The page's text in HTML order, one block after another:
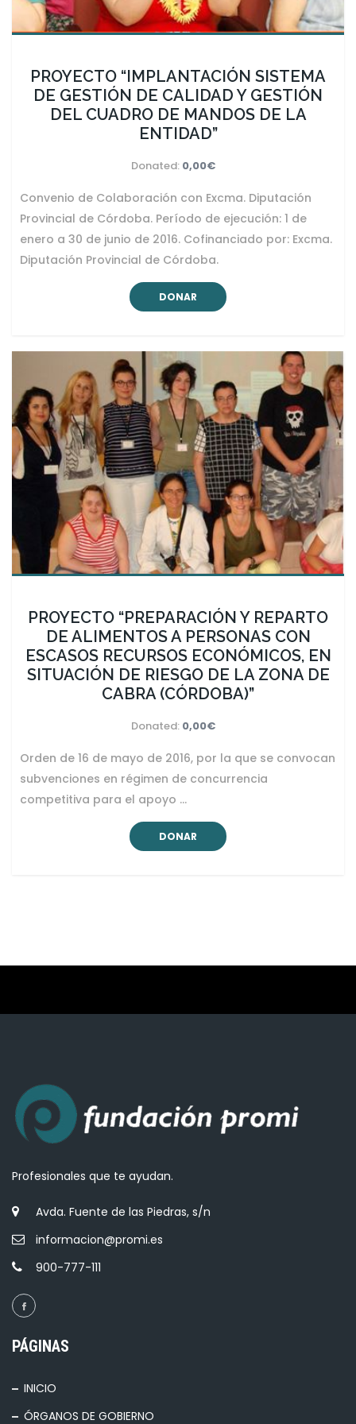
PROYECTO “IMPLANTACIÓN SISTEMA
DE GESTIÓN DE CALIDAD Y GESTIÓN
DEL CUADRO DE MANDOS DE LA
ENTIDAD”
Donated: 0,00€
Convenio de Colaboración con Excma. Diputación
Provincial de Córdoba. Período de ejecución: 1 de
enero a 30 de junio de 2016. Cofinanciado por: Excma.
Diputación Provincial de Córdoba.
DONAR
PROYECTO “PREPARACIÓN Y REPARTO
DE ALIMENTOS A PERSONAS CON
ESCASOS RECURSOS ECONÓMICOS, EN
SITUACIÓN DE RIESGO DE LA ZONA DE
CABRA (CÓRDOBA)”
Donated: 0,00€
Orden de 16 de mayo de 2016, por la que se convocan
subvenciones en régimen de concurrencia
competitiva para el apoyo …
DONAR
Profesionales que te ayudan.
Avda. Fuente de las Piedras, s/n
informacion@promi.es
900-777-111
PÁGINAS
INICIO
ÓRGANOS DE GOBIERNO